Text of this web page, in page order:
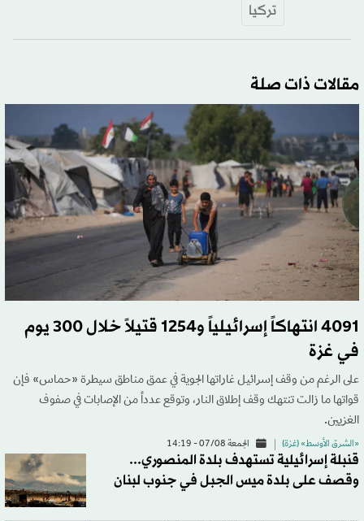
تركيا
مقالات ذات صلة
4091 انتهاكاً إسرائيلياً و1254 قتيلاً خلال 300 يوم
في غزة
على الرغم من وقف إسرائيل غاراتها الجوية في عمق مناطق سيطرة «حماس» فإن
قواتها ما زالت تنتهك وقف إطلاق النار، وتوقع عدداً من الإصابات في صفوف
الغزيين.
«الشرق الأوسط» (غزة) الجمعة 07/08 - 14:19
قنبلة إسرائيلية تستهدف بلدة المنصوري...
وقصف على بلدة ميس الجبل في جنوب لبنان